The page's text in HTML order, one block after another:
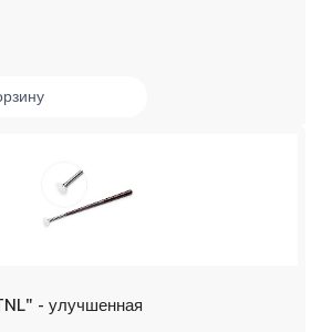
- улучшенная